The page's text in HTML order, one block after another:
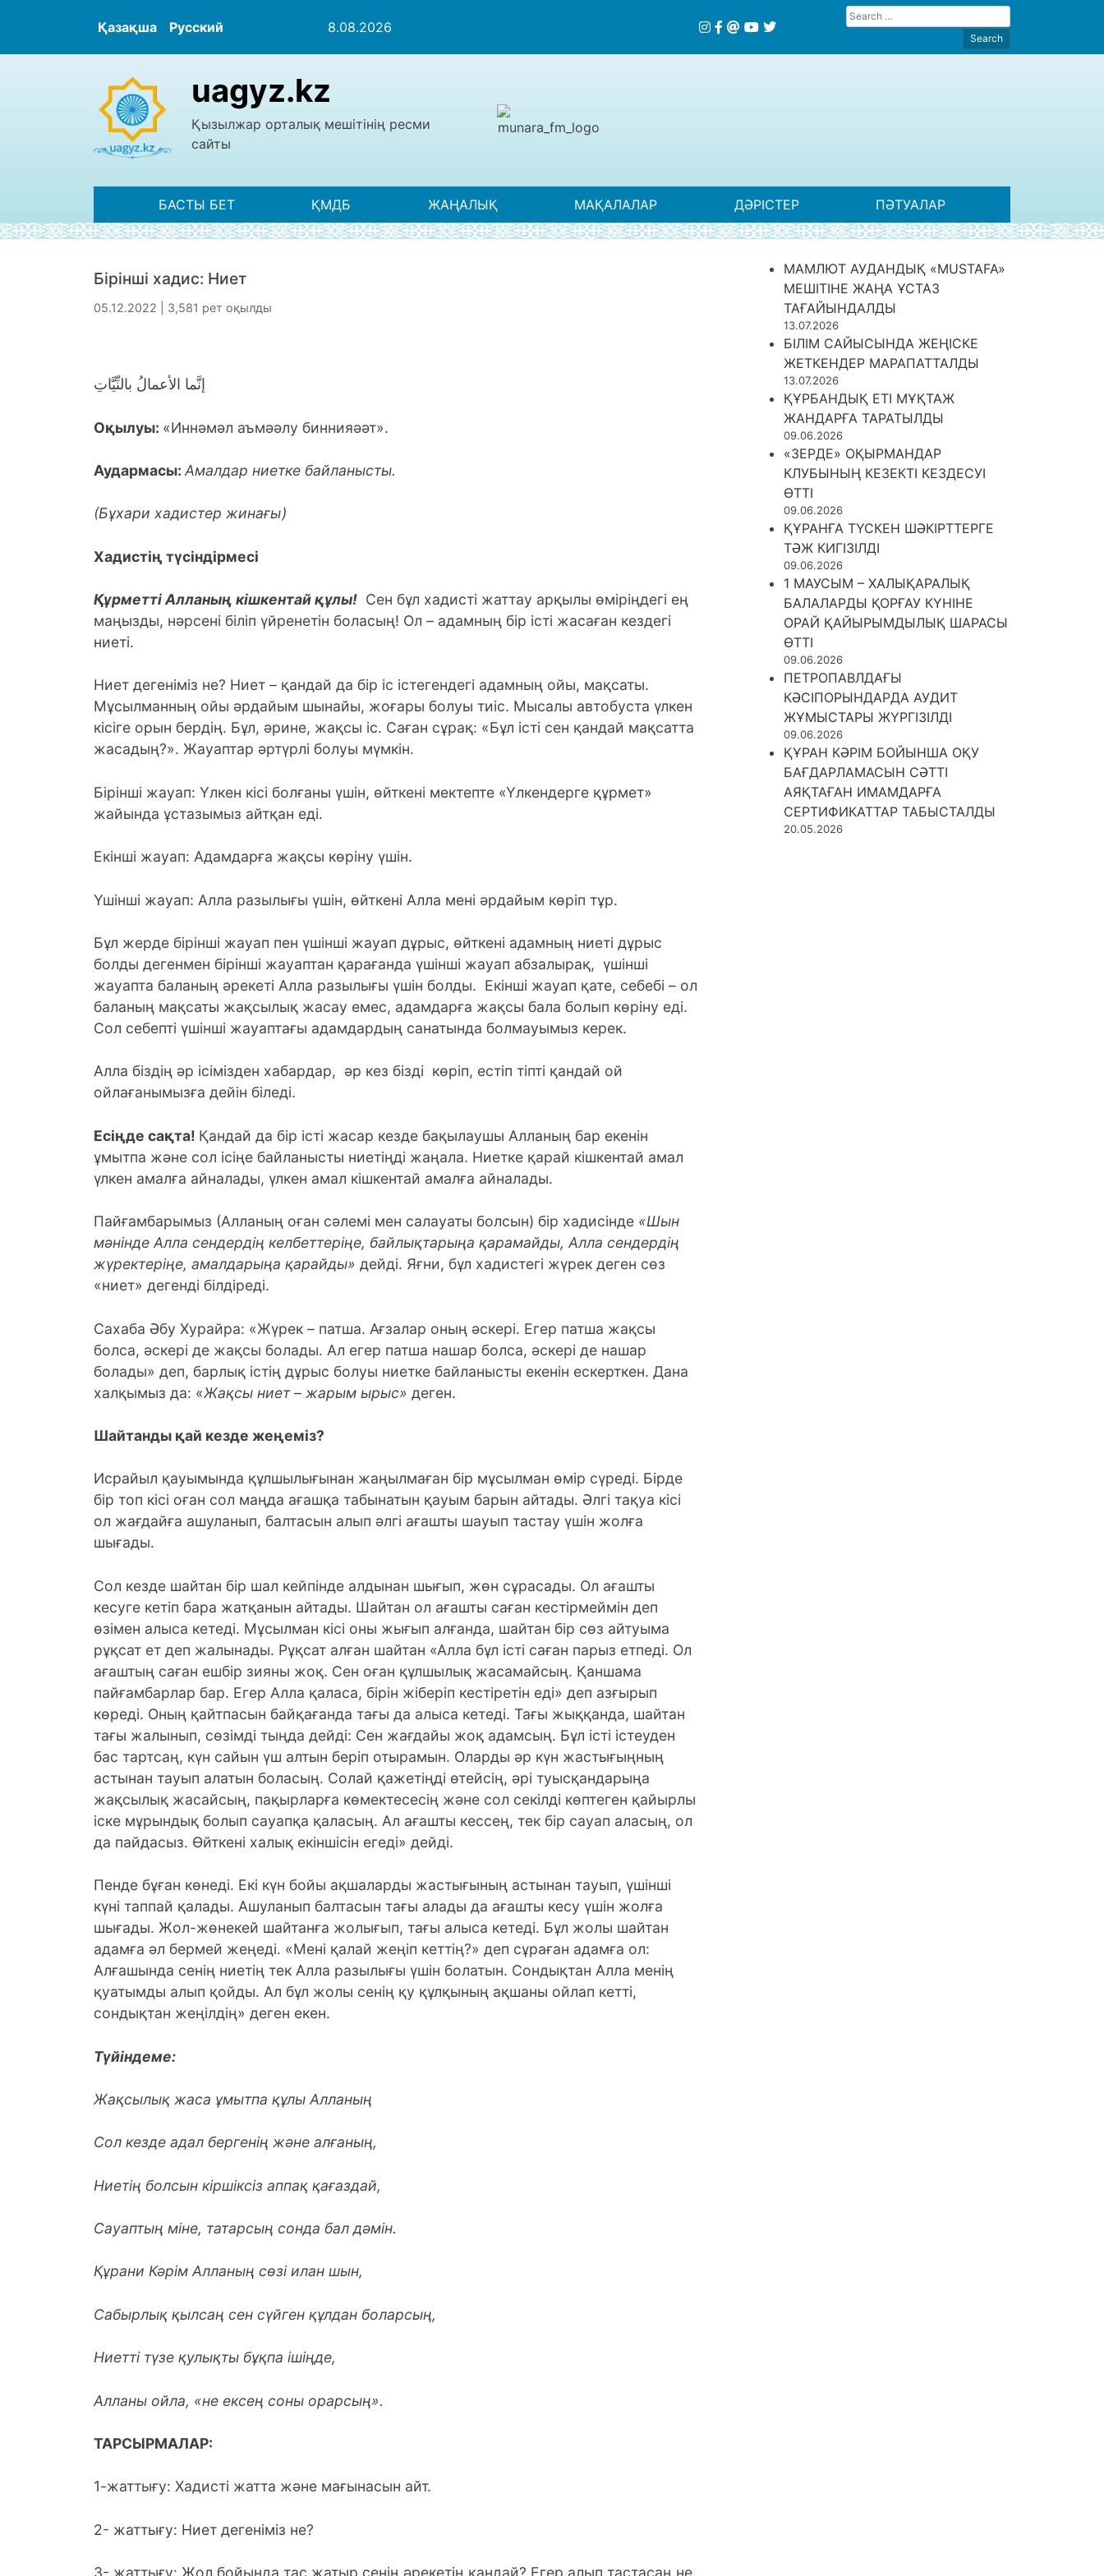
Қазақша Русский 8.08.2026
uagyz.kz
Қызылжар орталық мешітінің ресми
сайты
БАСТЫ БЕТ ҚМДБ ЖАҢАЛЫҚ МАҚАЛАЛАР ДӘРІСТЕР ПӘТУАЛАР
Бірінші хадис: Ниет
05.12.2022 | 3,581 рет оқылды
إنَّما الأعمالُ بالنِّيَّاتِ
Оқылуы: «Иннәмәл аъмәәлу биннияәәт».
Аудармасы: Амалдар ниетке байланысты.
(Бұхари хадистер жинағы)
Хадистің түсіндірмесі
Құрметті Алланың кішкентай құлы! Сен бұл хадисті жаттау арқылы өміріңдегі ең
маңызды, нәрсені біліп үйренетін боласың! Ол – адамның бір істі жасаған кездегі
ниеті.
Ниет дегеніміз не? Ниет – қандай да бір іс істегендегі адамның ойы, мақсаты.
Мұсылманның ойы әрдайым шынайы, жоғары болуы тиіс. Мысалы автобуста үлкен
кісіге орын бердің. Бұл, әрине, жақсы іс. Саған сұрақ: «Бұл істі сен қандай мақсатта
жасадың?». Жауаптар әртүрлі болуы мүмкін.
Бірінші жауап: Үлкен кісі болғаны үшін, өйткені мектепте «Үлкендерге құрмет»
жайында ұстазымыз айтқан еді.
Екінші жауап: Адамдарға жақсы көріну үшін.
Үшінші жауап: Алла разылығы үшін, өйткені Алла мені әрдайым көріп тұр.
Бұл жерде бірінші жауап пен үшінші жауап дұрыс, өйткені адамның ниеті дұрыс
болды дегенмен бірінші жауаптан қарағанда үшінші жауап абзалырақ, үшінші
жауапта баланың әрекеті Алла разылығы үшін болды. Екінші жауап қате, себебі – ол
баланың мақсаты жақсылық жасау емес, адамдарға жақсы бала болып көріну еді.
Сол себепті үшінші жауаптағы адамдардың санатында болмауымыз керек.
Алла біздің әр ісімізден хабардар, әр кез бізді көріп, естіп тіпті қандай ой
ойлағанымызға дейін біледі.
Есіңде сақта! Қандай да бір істі жасар кезде бақылаушы Алланың бар екенін
ұмытпа және сол ісіңе байланысты ниетіңді жаңала. Ниетке қарай кішкентай амал
үлкен амалға айналады, үлкен амал кішкентай амалға айналады.
Пайғамбарымыз (Алланың оған сәлемі мен салауаты болсын) бір хадисінде «Шын
мәнінде Алла сендердің келбеттеріңе, байлықтарыңа қарамайды, Алла сендердің
жүректеріңе, амалдарыңа қарайды» дейді. Яғни, бұл хадистегі жүрек деген сөз
«ниет» дегенді білдіреді.
Сахаба Әбу Хурайра: «Жүрек – патша. Ағзалар оның әскері. Егер патша жақсы
болса, әскері де жақсы болады. Ал егер патша нашар болса, әскері де нашар
болады» деп, барлық істің дұрыс болуы ниетке байланысты екенін ескерткен. Дана
халқымыз да: «Жақсы ниет – жарым ырыс» деген.
Шайтанды қай кезде жеңеміз?
Исрайыл қауымында құлшылығынан жаңылмаған бір мұсылман өмір сүреді. Бірде
бір топ кісі оған сол маңда ағашқа табынатын қауым барын айтады. Әлгі тақуа кісі
ол жағдайға ашуланып, балтасын алып әлгі ағашты шауып тастау үшін жолға
шығады.
Сол кезде шайтан бір шал кейпінде алдынан шығып, жөн сұрасады. Ол ағашты
кесуге кетіп бара жатқанын айтады. Шайтан ол ағашты саған кестірмеймін деп
өзімен алыса кетеді. Мұсылман кісі оны жығып алғанда, шайтан бір сөз айтуыма
рұқсат ет деп жалынады. Рұқсат алған шайтан «Алла бұл істі саған парыз етпеді. Ол
ағаштың саған ешбір зияны жоқ. Сен оған құлшылық жасамайсың. Қаншама
пайғамбарлар бар. Егер Алла қаласа, бірін жіберіп кестіретін еді» деп азғырып
көреді. Оның қайтпасын байқағанда тағы да алыса кетеді. Тағы жыққанда, шайтан
тағы жалынып, сөзімді тыңда дейді: Сен жағдайы жоқ адамсың. Бұл істі істеуден
бас тартсаң, күн сайын үш алтын беріп отырамын. Оларды әр күн жастығыңның
астынан тауып алатын боласың. Солай қажетіңді өтейсің, әрі туысқандарыңа
жақсылық жасайсың, пақырларға көмектесесің және сол секілді көптеген қайырлы
іске мұрындық болып сауапқа қаласың. Ал ағашты кессең, тек бір сауап аласың, ол
да пайдасыз. Өйткені халық екіншісін егеді» дейді.
Пенде бұған көнеді. Екі күн бойы ақшаларды жастығының астынан тауып, үшінші
күні таппай қалады. Ашуланып балтасын тағы алады да ағашты кесу үшін жолға
шығады. Жол-жөнекей шайтанға жолығып, тағы алыса кетеді. Бұл жолы шайтан
адамға әл бермей жеңеді. «Мені қалай жеңіп кеттің?» деп сұраған адамға ол:
Алғашында сенің ниетің тек Алла разылығы үшін болатын. Сондықтан Алла менің
қуатымды алып қойды. Ал бұл жолы сенің қу құлқының ақшаны ойлап кетті,
сондықтан жеңілдің» деген екен.
Түйіндеме:
Жақсылық жаса ұмытпа құлы Алланың
Сол кезде адал бергенің және алғаның,
Ниетің болсын кіршіксіз аппақ қағаздай,
Сауаптың міне, татарсың сонда бал дәмін.
Құрани Кәрім Алланың сөзі илан шын,
Сабырлық қылсаң сен сүйген құлдан боларсың,
Ниетті түзе қулықты бұқпа ішіңде,
Алланы ойла, «не ексең соны орарсың».
ТАРСЫРМАЛАР:
1-жаттығу: Хадисті жатта және мағынасын айт.
2- жаттығу: Ниет дегеніміз не?
3- жаттығу: Жол бойында тас жатыр сенің әрекетің қандай? Егер алып тастасаң не
МАМЛЮТ АУДАНДЫҚ «MUSTAFA»
МЕШІТІНЕ ЖАҢА ҰСТАЗ
ТАҒАЙЫНДАЛДЫ
13.07.2026
БІЛІМ САЙЫСЫНДА ЖЕҢІСКЕ
ЖЕТКЕНДЕР МАРАПАТТАЛДЫ
13.07.2026
ҚҰРБАНДЫҚ ЕТІ МҰҚТАЖ
ЖАНДАРҒА ТАРАТЫЛДЫ
09.06.2026
«ЗЕРДЕ» ОҚЫРМАНДАР
КЛУБЫНЫҢ КЕЗЕКТІ КЕЗДЕСУІ
ӨТТІ
09.06.2026
ҚҰРАНҒА ТҮСКЕН ШӘКІРТТЕРГЕ
ТӘЖ КИГІЗІЛДІ
09.06.2026
1 МАУСЫМ – ХАЛЫҚАРАЛЫҚ
БАЛАЛАРДЫ ҚОРҒАУ КҮНІНЕ
ОРАЙ ҚАЙЫРЫМДЫЛЫҚ ШАРАСЫ
ӨТТІ
09.06.2026
ПЕТРОПАВЛДАҒЫ
КӘСІПОРЫНДАРДА АУДИТ
ЖҰМЫСТАРЫ ЖҮРГІЗІЛДІ
09.06.2026
ҚҰРАН КӘРІМ БОЙЫНША ОҚУ
БАҒДАРЛАМАСЫН СӘТТІ
АЯҚТАҒАН ИМАМДАРҒА
СЕРТИФИКАТТАР ТАБЫСТАЛДЫ
20.05.2026